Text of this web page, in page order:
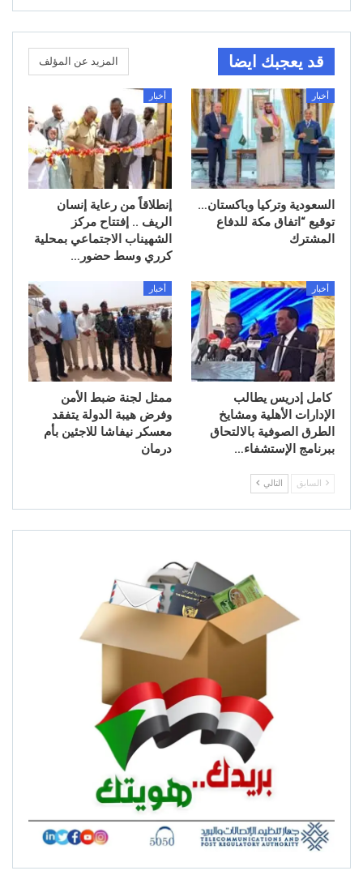
قد يعجبك ايضا المزيد عن المؤلف
أخبار
السعودية وتركيا وباكستان…
توقيع “اتفاق مكة للدفاع
المشترك
أخبار
إنطلاقاً من رعاية إنسان
الريف .. إفتتاح مركز
الشهيناب الاجتماعي بمحلية
كرري وسط حضور…
أخبار
كامل إدريس يطالب
الإدارات الأهلية ومشايخ
الطرق الصوفية بالالتحاق
ببرنامج الإستشفاء…
أخبار
ممثل لجنة ضبط الأمن
وفرض هيبة الدولة يتفقد
معسكر نيفاشا للاجئين بأم
درمان
السابق التالي